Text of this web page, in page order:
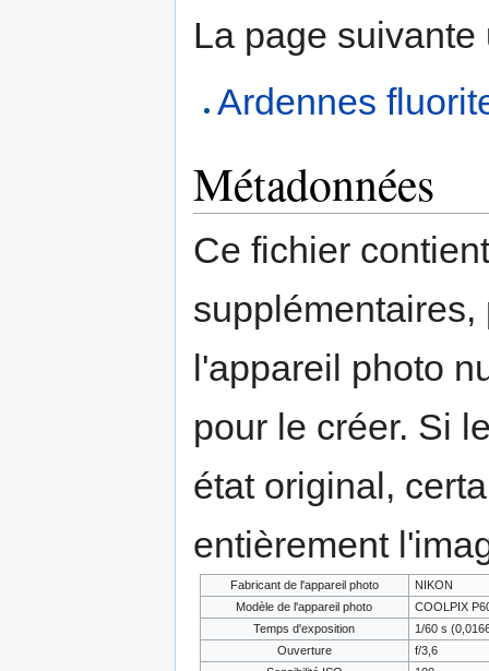
La page
Ardennes
Métadonnées
Ce fichier
l'appareil photo
pour le créer. Si
état original,
entièrement
Fabricant de l'appareil photo
NIKON
Modèle de l'appareil photo
COOLPIX
Temps d'exposition
1/60 s
Ouverture
f/3,6